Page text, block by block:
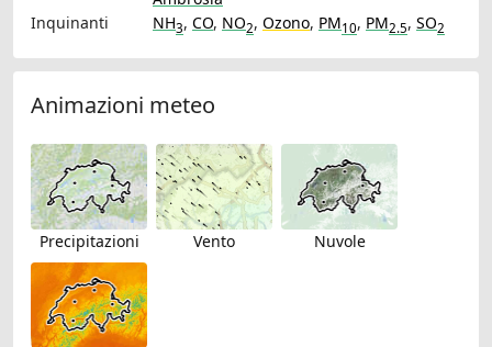
Inquinanti
NH3, CO, NO2, Ozono, PM10, PM2.5, SO2
Animazioni meteo
Precipitazioni Vento Nuvole